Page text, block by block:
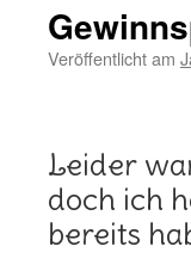
Veröffentlicht am
Leider
doch ich
bereits